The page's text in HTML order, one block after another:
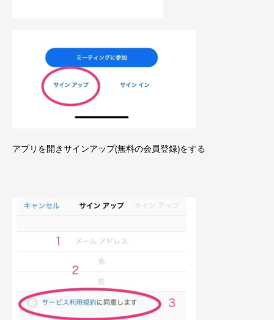
アプリを開きサインアップ(無料の会員登録)をする